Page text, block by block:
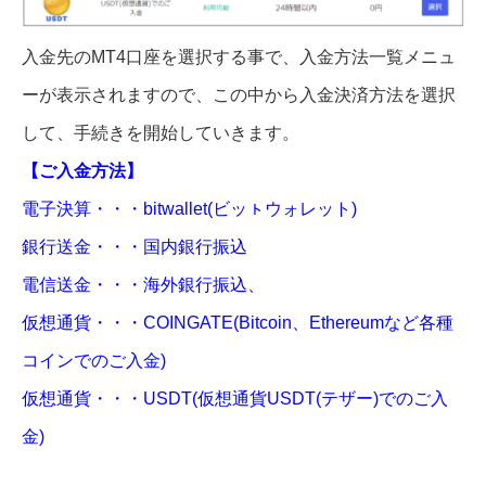
入金先のMT4口座を選択する事で、入金方法一覧メニュ
ーが表示されますので、この中から入金決済方法を選択
して、手続きを開始していきます。
【ご入金方法】
電子決算・・・bitwallet(ビッㇳウォレット)
銀行送金・・・国内銀行振込
電信送金・・・海外銀行振込、
仮想通貨・・・COINGATE(Bitcoin、Ethereumなど各種
コインでのご入金)
仮想通貨・・・USDT(仮想通貨USDT(テザー)でのご入
金)